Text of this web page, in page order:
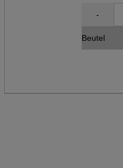
-
Beutel